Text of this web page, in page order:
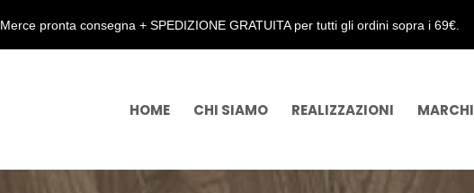
Merce pronta consegna + SPEDIZIONE GRATUITA per tutti gli ordini sopra i 69€.
HOME CHI SIAMO REALIZZAZIONI MARCHI